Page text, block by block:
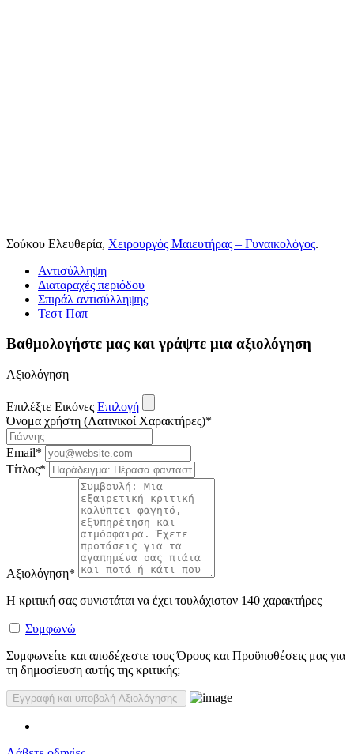
Σούκου Ελευθερία, Χειρουργός Μαιευτήρας – Γυναικολόγος.
Αντισύλληψη
Διαταραχές περιόδου
Σπιράλ αντισύλληψης
Τεστ Παπ
Βαθμολογήστε μας και γράψτε μια αξιολόγηση
Αξιολόγηση
Επιλέξτε Εικόνες Επιλογή
Όνομα χρήστη (Λατινικοί Χαρακτήρες)*
Email*
Τίτλος*
Αξιολόγηση*
Η κριτική σας συνιστάται να έχει τουλάχιστον 140 χαρακτήρες
Συμφωνώ
Συμφωνείτε και αποδέχεστε τους Όρους και Προϋποθέσεις μας για
τη δημοσίευση αυτής της κριτικής;